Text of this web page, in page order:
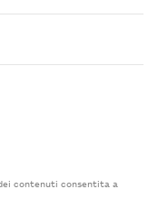
contenuti consentita a